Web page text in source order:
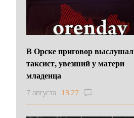
В Орске приговор выслушал
таксист, увезший у матери
младенца
7 августа 13:27